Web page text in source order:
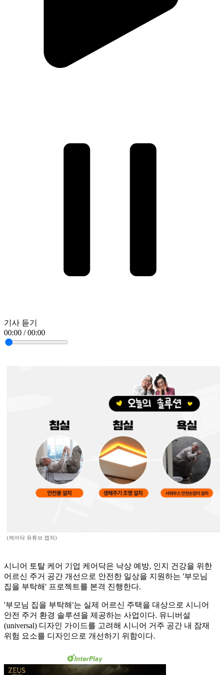
기사 듣기
00:00 / 00:00
(케어닥 유튜브 캡처)
시니어 토탈 케어 기업 케어닥은 낙상 예방, 인지 건강을 위한
어르신 주거 공간 개선으로 안전한 일상을 지원하는 '부모님
집을 부탁해' 프로젝트를 본격 진행한다.
'부모님 집을 부탁해'는 실제 어르신 주택을 대상으로 시니어
안전 주거 환경 솔루션을 제공하는 사업이다. 유니버설
(universal) 디자인 가이드를 고려해 시니어 거주 공간 내 잠재
위험 요소를 디자인으로 개선하기 위함이다.